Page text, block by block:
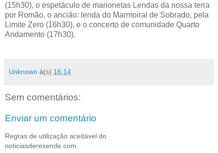
(15h30), o espetáculo de marionetas Lendas da nossa terra
por Romão, o ancião: lenda do Marmoiral de Sobrado, pela
Limite Zero (16h30), e o concerto de comunidade Quarto
Andamento (17h30).
Unknown à(s) 16:14
Sem comentários:
Enviar um comentário
Regras de utilização aceitável do
noticiasderesende.com